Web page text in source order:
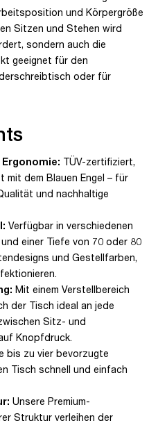
und Körpergröße
Sitzen und Stehen wird
sondern auch die
geeignet für den
oder für
TÜV-zertifiziert,
dem Blauen Engel – für
und nachhaltige
Verfügbar in verschiedenen
einer Tiefe von 70 oder 80
und Gestellfarben,
Mit einem Verstellbereich
der Tisch ideal an jede
Sitz- und
Knopfdruck.
bis zu vier bevorzugte
Tisch schnell und einfach
Unsere Premium-
Struktur verleihen der